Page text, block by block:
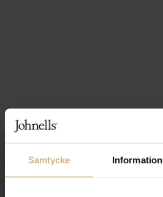
Samtycke Information
1-3 VARDAGARS